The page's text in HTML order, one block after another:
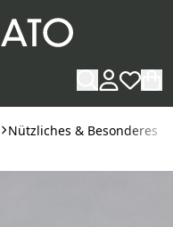
Nützliches & Besonderes